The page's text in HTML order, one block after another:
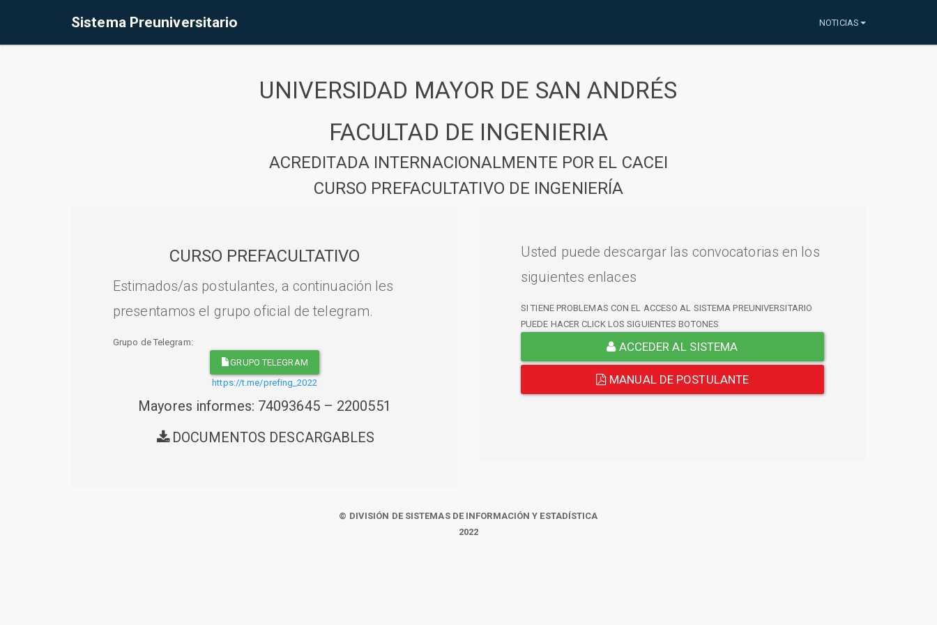
Sistema Preuniversitario NOTICIAS
UNIVERSIDAD MAYOR DE SAN ANDRÉS
FACULTAD DE INGENIERIA
ACREDITADA INTERNACIONALMENTE POR EL CACEI
CURSO PREFACULTATIVO DE INGENIERÍA
CURSO PREFACULTATIVO
Estimados/as postulantes, a continuación les
presentamos el grupo oficial de telegram.
Grupo de Telegram:
GRUPO TELEGRAM
https://t.me/prefing_2022
Mayores informes: 74093645 – 2200551
DOCUMENTOS DESCARGABLES
Usted puede descargar las convocatorias en los
siguientes enlaces
SI TIENE PROBLEMAS CON EL ACCESO AL SISTEMA PREUNIVERSITARIO
PUEDE HACER CLICK LOS SIGUIENTES BOTONES
ACCEDER AL SISTEMA
MANUAL DE POSTULANTE
© DIVISIÓN DE SISTEMAS DE INFORMACIÓN Y ESTADÍSTICA
2022